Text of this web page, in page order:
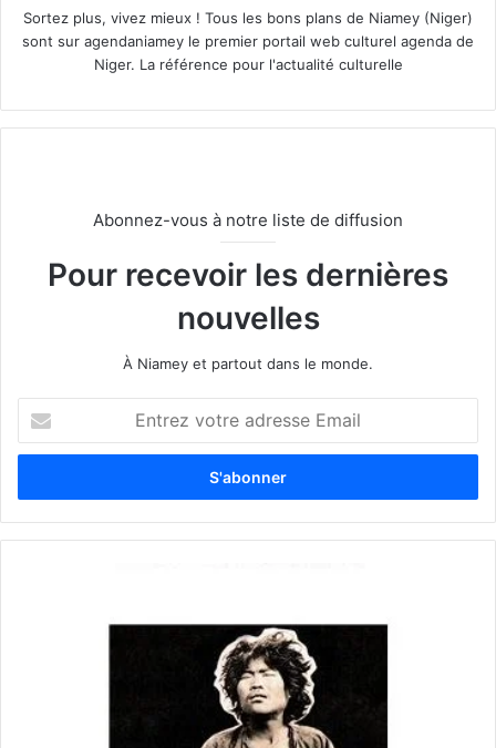
Sortez plus, vivez mieux ! Tous les bons plans de Niamey (Niger)
sont sur agendaniamey le premier portail web culturel agenda de
Niger. La référence pour l'actualité culturelle
Abonnez-vous à notre liste de diffusion
Pour recevoir les dernières
nouvelles
À Niamey et partout dans le monde.
t
e
z